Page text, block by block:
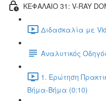
ΚΕΦΑΛΑΙΟ 31: V-RAY
Διδασκαλία με
Αναλυτικός
1. Ερώτηση
Βήμα-Βήμα (0:10)